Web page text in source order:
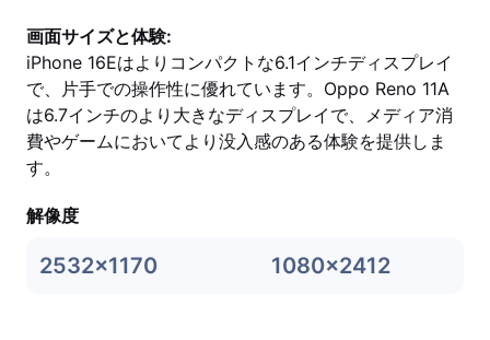
画面サイズと体験:
iPhone 16Eはよりコンパクトな6.1インチディスプレイ
で、片手での操作性に優れています。Oppo Reno 11A
は6.7インチのより大きなディスプレイで、メディア消
費やゲームにおいてより没入感のある体験を提供しま
す。
解像度
2532x1170 1080x2412